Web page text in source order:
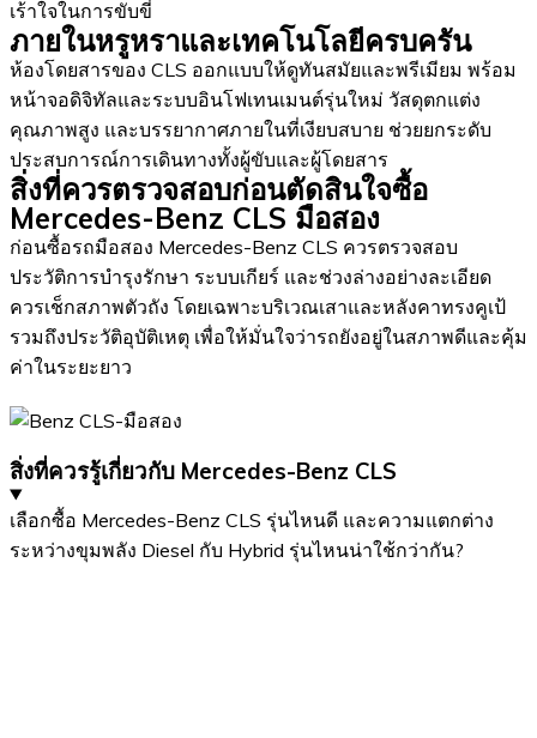
เร้าใจในการขับขี่
ภายในหรูหราและเทคโนโลยีครบครัน
ห้องโดยสารของ CLS ออกแบบให้ดูทันสมัยและพรีเมียม พร้อม
หน้าจอดิจิทัลและระบบอินโฟเทนเมนต์รุ่นใหม่ วัสดุตกแต่ง
คุณภาพสูง และบรรยากาศภายในที่เงียบสบาย ช่วยยกระดับ
ประสบการณ์การเดินทางทั้งผู้ขับและผู้โดยสาร
สิ่งที่ควรตรวจสอบก่อนตัดสินใจซื้อ
Mercedes-Benz CLS มือสอง
ก่อนซื้อรถมือสอง Mercedes-Benz CLS ควรตรวจสอบ
ประวัติการบำรุงรักษา ระบบเกียร์ และช่วงล่างอย่างละเอียด
ควรเช็กสภาพตัวถัง โดยเฉพาะบริเวณเสาและหลังคาทรงคูเป้
รวมถึงประวัติอุบัติเหตุ เพื่อให้มั่นใจว่ารถยังอยู่ในสภาพดีและคุ้ม
ค่าในระยะยาว
สิ่งที่ควรรู้เกี่ยวกับ Mercedes-Benz CLS
เลือกซื้อ Mercedes-Benz CLS รุ่นไหนดี และความแตกต่าง
ระหว่างขุมพลัง Diesel กับ Hybrid รุ่นไหนน่าใช้กว่ากัน?